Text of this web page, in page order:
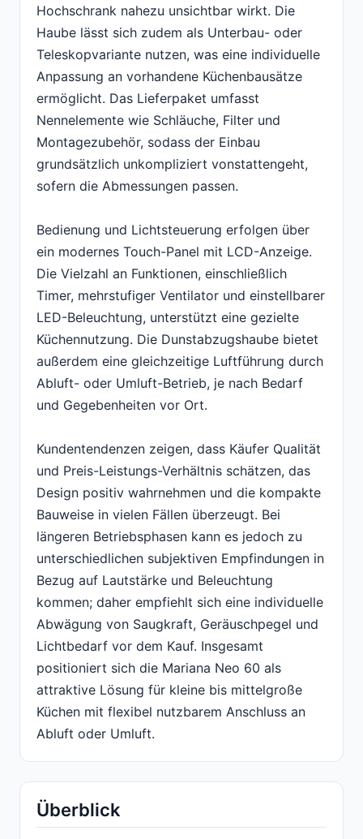
Hochschrank nahezu unsichtbar wirkt. Die
Haube lässt sich zudem als Unterbau- oder
Teleskopvariante nutzen, was eine individuelle
Anpassung an vorhandene Küchenbausätze
ermöglicht. Das Lieferpaket umfasst
Nennelemente wie Schläuche, Filter und
Montagezubehör, sodass der Einbau
grundsätzlich unkompliziert vonstattengeht,
sofern die Abmessungen passen.
Bedienung und Lichtsteuerung erfolgen über
ein modernes Touch-Panel mit LCD-Anzeige.
Die Vielzahl an Funktionen, einschließlich
Timer, mehrstufiger Ventilator und einstellbarer
LED-Beleuchtung, unterstützt eine gezielte
Küchennutzung. Die Dunstabzugshaube bietet
außerdem eine gleichzeitige Luftführung durch
Abluft- oder Umluft-Betrieb, je nach Bedarf
und Gegebenheiten vor Ort.
Kundentendenzen zeigen, dass Käufer Qualität
und Preis-Leistungs-Verhältnis schätzen, das
Design positiv wahrnehmen und die kompakte
Bauweise in vielen Fällen überzeugt. Bei
längeren Betriebsphasen kann es jedoch zu
unterschiedlichen subjektiven Empfindungen in
Bezug auf Lautstärke und Beleuchtung
kommen; daher empfiehlt sich eine individuelle
Abwägung von Saugkraft, Geräuschpegel und
Lichtbedarf vor dem Kauf. Insgesamt
positioniert sich die Mariana Neo 60 als
attraktive Lösung für kleine bis mittelgroße
Küchen mit flexibel nutzbarem Anschluss an
Abluft oder Umluft.
Überblick